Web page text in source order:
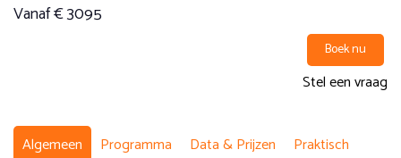
Vanaf € 3095
Boek nu
Stel een vraag
Algemeen Programma Data & Prijzen
Praktisch